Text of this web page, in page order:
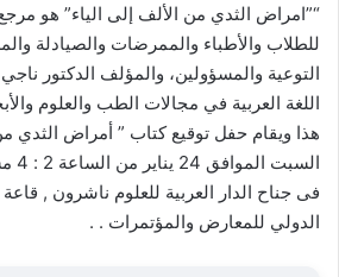
“”امراض الثدي من الألف إلى الياء” هو
للطلاب والأطباء والممرضات والصيادلة
التوعية والمسؤولين، والمؤلف الدكتور ناجي
اللغة العربية في مجالات الطب والعلوم
هذا ويقام حفل توقيع كتاب ” أمراض الثدي
الدولي للمعارض والمؤتمرات . .